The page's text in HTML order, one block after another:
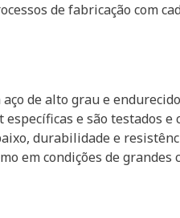
de fabricação com
de alto grau e
e são testados
durabilidade e
em condições de grandes